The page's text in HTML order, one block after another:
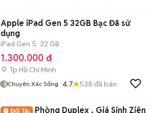
Apple iPad Gen 5 32GB Bạc Đã sử
dụng
iPad Gen 5 32 GB
1.300.000 đ
Tp Hồ Chí Minh
Chuyên Xác Sống 4.7 538 đã bán
Phòng Duplex , Giá Sinh Ziên